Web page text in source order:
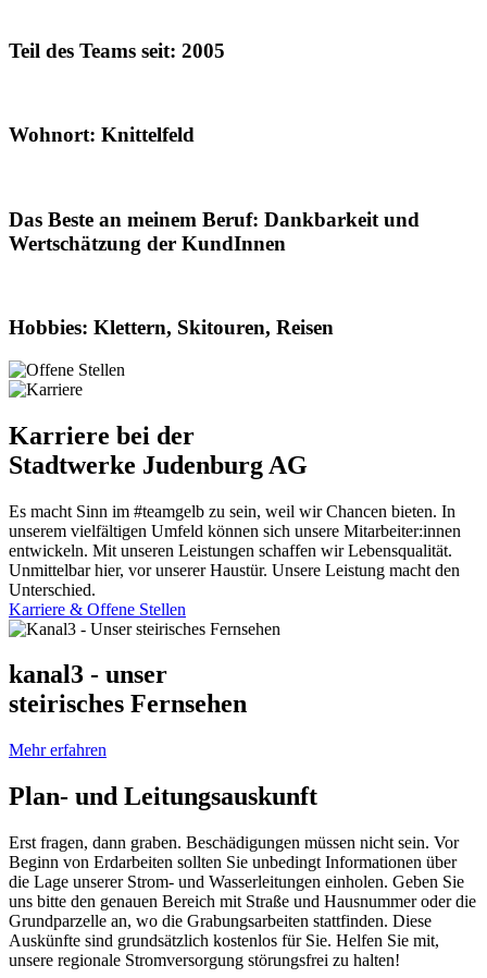
Teil des Teams seit: 2005
Wohnort: Knittelfeld
Das Beste an meinem Beruf: Dankbarkeit und
Wertschätzung der KundInnen
Hobbies: Klettern, Skitouren, Reisen
Karriere bei der
Stadtwerke Judenburg AG
Es macht Sinn im #teamgelb zu sein, weil wir Chancen bieten. In
unserem vielfältigen Umfeld können sich unsere Mitarbeiter:innen
entwickeln. Mit unseren Leistungen schaffen wir Lebensqualität.
Unmittelbar hier, vor unserer Haustür. Unsere Leistung macht den
Unterschied.
Karriere & Offene Stellen
kanal3 - unser
steirisches Fernsehen
Mehr erfahren
Plan- und Leitungsauskunft
Erst fragen, dann graben. Beschädigungen müssen nicht sein. Vor
Beginn von Erdarbeiten sollten Sie unbedingt Informationen über
die Lage unserer Strom- und Wasserleitungen einholen. Geben Sie
uns bitte den genauen Bereich mit Straße und Hausnummer oder die
Grundparzelle an, wo die Grabungsarbeiten stattfinden. Diese
Auskünfte sind grundsätzlich kostenlos für Sie. Helfen Sie mit,
unsere regionale Stromversorgung störungsfrei zu halten!